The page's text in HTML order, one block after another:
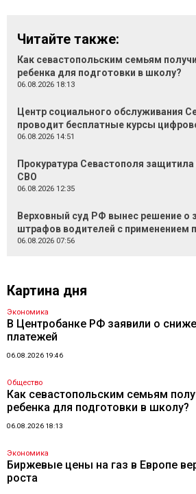
Читайте также:
Как севастопольским семьям
ребенка для подготовки в школу?
06.08.2026 18:13
Центр социального обслуживания
проводит бесплатные курсы
06.08.2026 14:51
Прокуратура Севастополя защитила
СВО
06.08.2026 12:35
Верховный суд РФ вынес решение о
штрафов водителей с применением
06.08.2026 07:56
Картина дня
Экономика
В Центробанке РФ заявили о
платежей
06.08.2026 19:46
Общество
Как севастопольским семьям
ребенка для подготовки в школу?
06.08.2026 18:13
Экономика
Биржевые цены на газ в Европе
роста